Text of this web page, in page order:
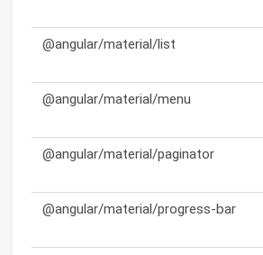
@angular/material/list
@angular/material/menu
@angular/material/paginator
@angular/material/progress-bar